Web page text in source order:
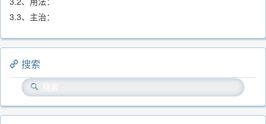
3.3、主治：
搜索